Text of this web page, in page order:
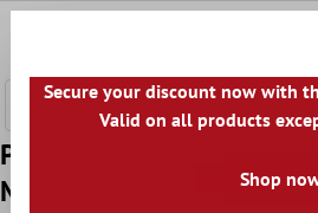
Padrão de Azulejo
Multicolorido
Secure your discount now with
Valid on all products
Shop